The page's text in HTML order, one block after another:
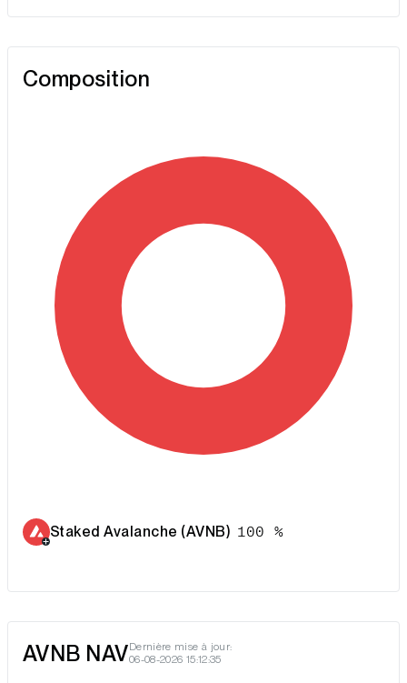
Composition
Staked Avalanche (AVNB) 100 %
AVNB NAVDernière mise à jour:
06-08-2026 15:12:35